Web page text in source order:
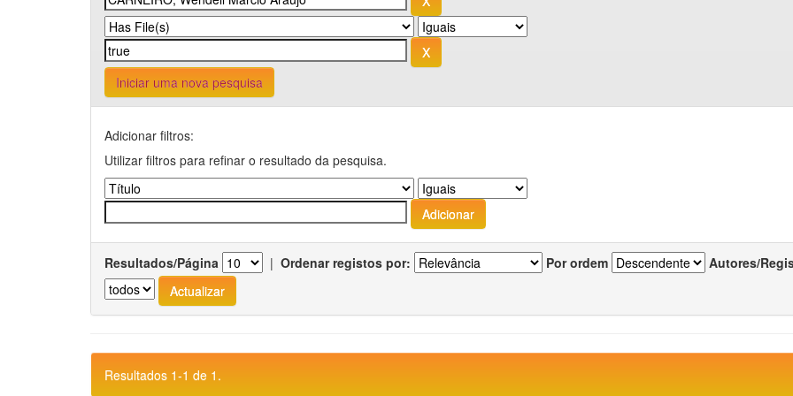
Iniciar uma nova pesquisa
Adicionar filtros:
Utilizar filtros para refinar o resultado da pesquisa.
Resultados/Página | Ordenar registos por: Por ordem Autores/
Resultados 1-1 de 1.